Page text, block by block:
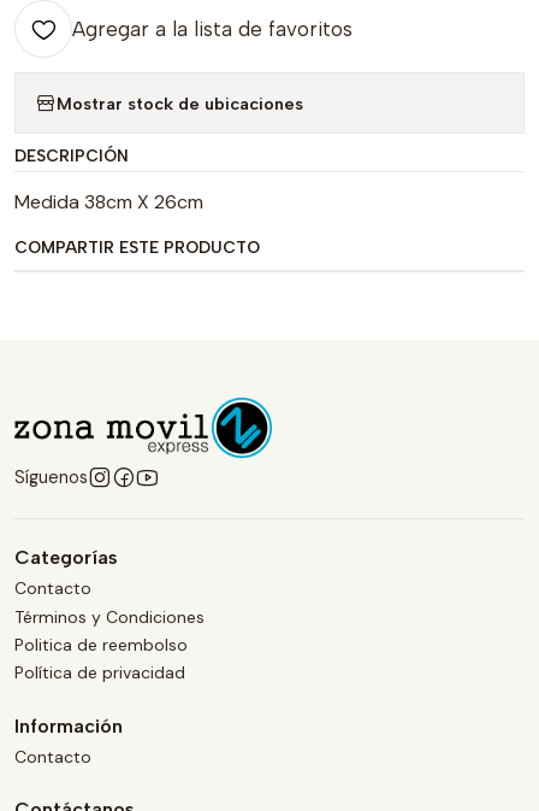
Agregar a la lista de favoritos
Mostrar stock de ubicaciones
DESCRIPCIÓN
Medida 38cm X 26cm
COMPARTIR ESTE PRODUCTO
Síguenos
Categorías
Contacto
Términos y Condiciones
Politica de reembolso
Política de privacidad
Información
Contacto